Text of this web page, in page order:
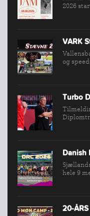
2026
VARK
og
Turbo
Danish
hele 9
20-